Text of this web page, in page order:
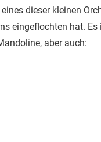
dieser kleinen
eingeflochten hat.
aber auch: